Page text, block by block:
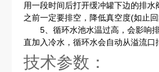
用一段时间后打开缓冲罐下边的排
之前一定要排空，降低真空度(如止
5、循环水池水温过高，会影响排
直加入冷水，循环水会自动从溢流
技术参数：